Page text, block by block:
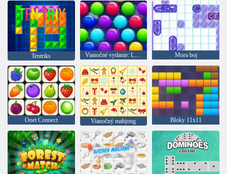
Tentriks Vianočné vydanie: Legrační bubliny Mora boj
Onet Connect Vianočný mahjong Bloky 11x11